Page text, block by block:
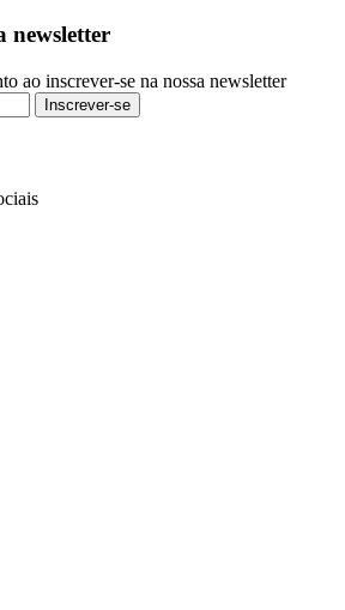
newsletter
ao inscrever-se na nossa newsletter
Inscrever-se